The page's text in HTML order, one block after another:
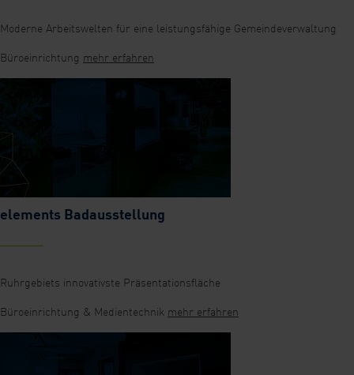
Moderne Arbeitswelten für eine leistungsfähige Gemeindeverwaltung
Büroeinrichtung mehr erfahren
elements Badausstellung
Ruhrgebiets innovativste Präsentationsfläche
Büroeinrichtung & Medientechnik mehr erfahren